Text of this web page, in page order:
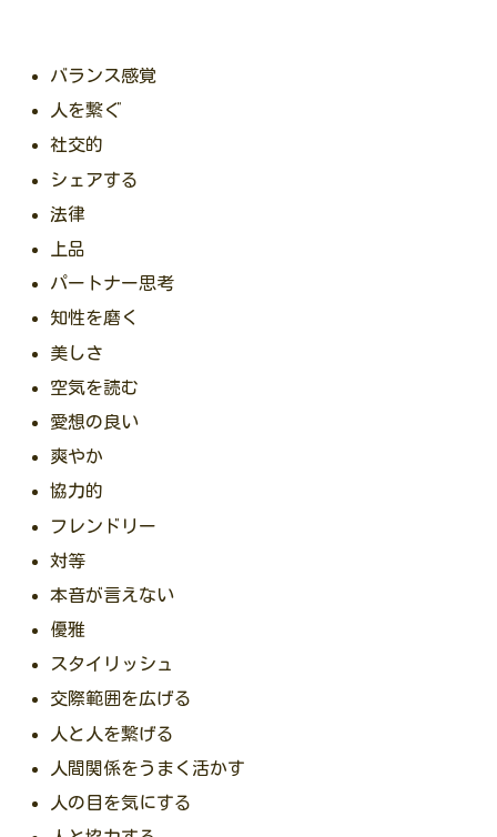
バランス感覚
人を繋ぐ
社交的
シェアする
法律
上品
パートナー思考
知性を磨く
美しさ
空気を読む
愛想の良い
爽やか
協力的
フレンドリー
対等
本音が言えない
優雅
スタイリッシュ
交際範囲を広げる
人と人を繋げる
人間関係をうまく活かす
人の目を気にする